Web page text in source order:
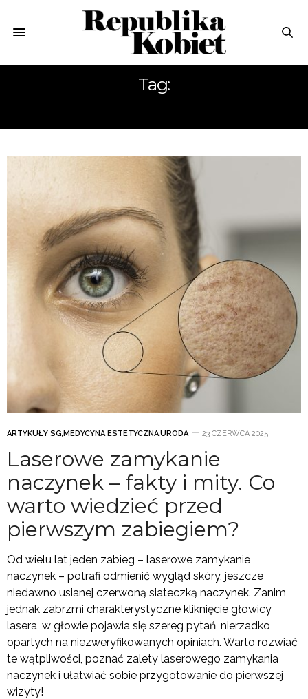
Tag:
ARTYKUŁY SG,MEDYCYNA ESTETYCZNA,URODA 23 CZERWCA 2025
Laserowe zamykanie
naczynek – fakty i mity. Co
warto wiedzieć przed
pierwszym zabiegiem?
Od wielu lat jeden zabieg – laserowe zamykanie
naczynek – potrafi odmienić wygląd skóry, jeszcze
niedawno usianej czerwoną siateczką naczynek. Zanim
jednak zabrzmi charakterystyczne kliknięcie głowicy
lasera, w głowie pojawia się szereg pytań, nierzadko
opartych na niezweryfikowanych opiniach. Warto rozwiać
te wątpliwości, poznać zalety laserowego zamykania
naczynek i ułatwiać sobie przygotowanie do pierwszej
wizyty!